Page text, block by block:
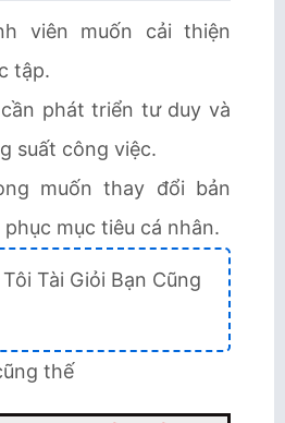
viên muốn cải thiện
tập.
phát triển tư duy và
suất công việc.
muốn thay đổi bản
mục tiêu cá nhân.
thế